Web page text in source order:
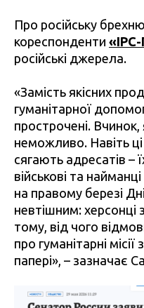
Про російську
кореспонденти
російські джерела.
«Замість якісних
гуманітарної
прострочені. Вчинок,
неможливо. Навіть ці
сягають адресатів –
військові та
на правому березі
невтішним: херсонці
тому, від чого
про гуманітарні
папері», – зазначає